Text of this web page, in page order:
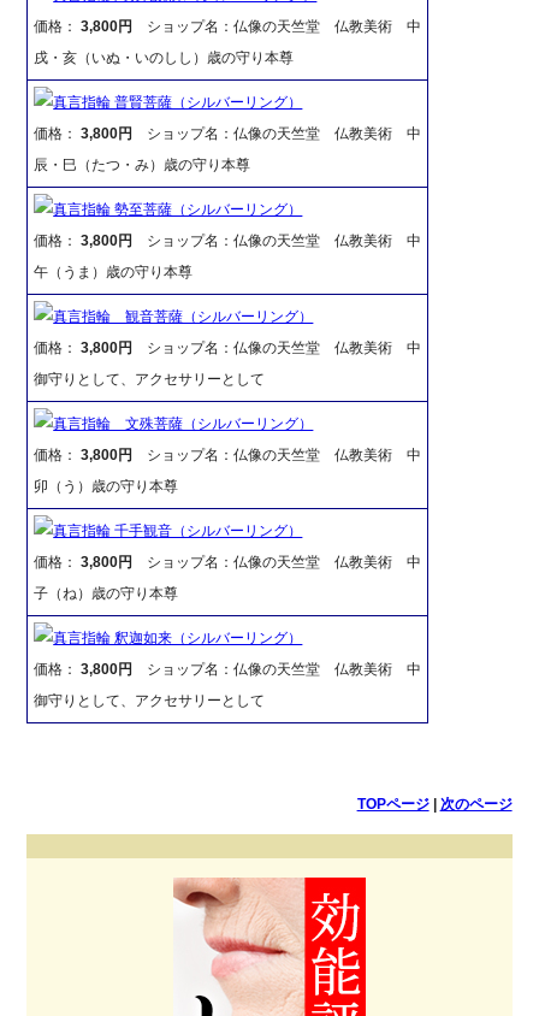
価格：3,800円
ショップ名：仏像の天竺堂 仏教美術 中
戌・亥（いぬ・いのしし）歳の守り本尊
真言指輪 普賢菩薩（シルバーリング）
価格：3,800円
ショップ名：仏像の天竺堂 仏教美術 中
辰・巳（たつ・み）歳の守り本尊
真言指輪 勢至菩薩（シルバーリング）
価格：3,800円
ショップ名：仏像の天竺堂 仏教美術 中
午（うま）歳の守り本尊
真言指輪 観音菩薩（シルバーリング）
価格：3,800円
ショップ名：仏像の天竺堂 仏教美術 中
御守りとして、アクセサリーとして
真言指輪 文殊菩薩（シルバーリング）
価格：3,800円
ショップ名：仏像の天竺堂 仏教美術 中
卯（う）歳の守り本尊
真言指輪 千手観音（シルバーリング）
価格：3,800円
ショップ名：仏像の天竺堂 仏教美術 中
子（ね）歳の守り本尊
真言指輪 釈迦如来（シルバーリング）
価格：3,800円
ショップ名：仏像の天竺堂 仏教美術 中
御守りとして、アクセサリーとして
TOPページ| 次のページ